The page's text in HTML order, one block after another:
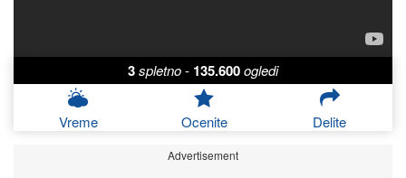
3spletno- 135.600ogledi
Vreme Ocenite Delite
Advertisement